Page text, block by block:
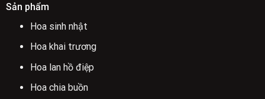
Sản phẩm
Hoa sinh nhật
Hoa khai trương
Hoa lan hồ điệp
Hoa chia buồn